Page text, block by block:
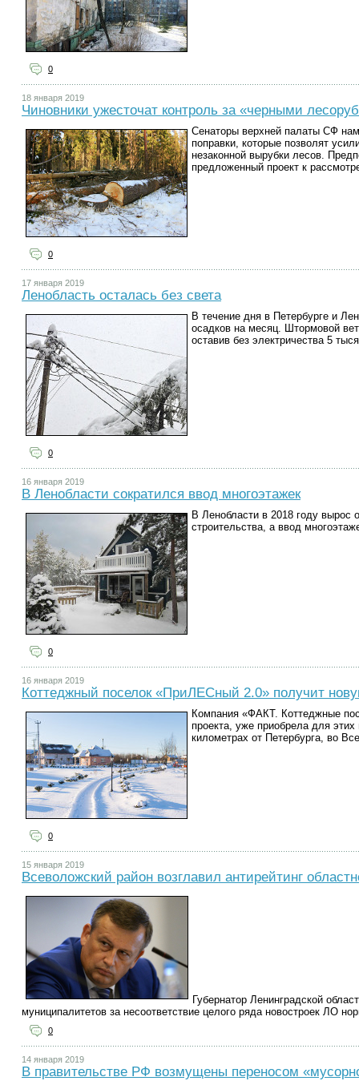
0
18 января 2019
Чиновники ужесточат контроль за «черными
Сенаторы верхней палаты СФ
поправки, которые позволят
незаконной вырубки лесов.
предложенный проект к
0
17 января 2019
Ленобласть осталась без света
В течение дня в Петербурге и
осадков на месяц. Штормовой
оставив без электричества 5
0
16 января 2019
В Ленобласти сократился ввод многоэтажек
В Ленобласти в 2018 году вырос
строительства, а ввод
0
16 января 2019
Коттеджный поселок «ПриЛЕСный 2.0» получит
Компания «ФАКТ. Коттеджные
проекта, уже приобрела для
километрах от Петербурга, во
0
15 января 2019
Всеволожский район возглавил антирейтинг
Губернатор Ленинградской
муниципалитетов за несоответствие целого ряда новостроек ЛО
0
14 января 2019
В правительстве РФ возмущены переносом